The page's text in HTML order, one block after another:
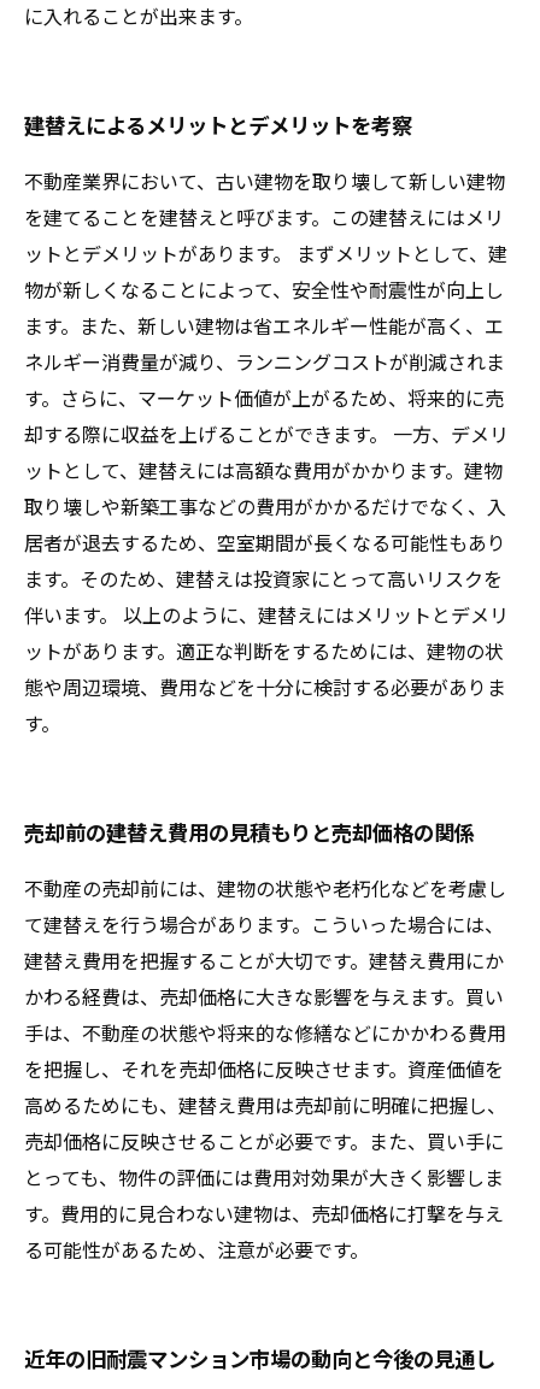
に入れることが出来ます。
建替えによるメリットとデメリットを考察
不動産業界において、古い建物を取り壊して新しい建物
を建てることを建替えと呼びます。この建替えにはメリ
ットとデメリットがあります。 まずメリットとして、建
物が新しくなることによって、安全性や耐震性が向上し
ます。また、新しい建物は省エネルギー性能が高く、エ
ネルギー消費量が減り、ランニングコストが削減されま
す。さらに、マーケット価値が上がるため、将来的に売
却する際に収益を上げることができます。 一方、デメリ
ットとして、建替えには高額な費用がかかります。建物
取り壊しや新築工事などの費用がかかるだけでなく、入
居者が退去するため、空室期間が長くなる可能性もあり
ます。そのため、建替えは投資家にとって高いリスクを
伴います。 以上のように、建替えにはメリットとデメリ
ットがあります。適正な判断をするためには、建物の状
態や周辺環境、費用などを十分に検討する必要がありま
す。
売却前の建替え費用の見積もりと売却価格の関係
不動産の売却前には、建物の状態や老朽化などを考慮し
て建替えを行う場合があります。こういった場合には、
建替え費用を把握することが大切です。建替え費用にか
かわる経費は、売却価格に大きな影響を与えます。買い
手は、不動産の状態や将来的な修繕などにかかわる費用
を把握し、それを売却価格に反映させます。資産価値を
高めるためにも、建替え費用は売却前に明確に把握し、
売却価格に反映させることが必要です。また、買い手に
とっても、物件の評価には費用対効果が大きく影響しま
す。費用的に見合わない建物は、売却価格に打撃を与え
る可能性があるため、注意が必要です。
近年の旧耐震マンション市場の動向と今後の見通し